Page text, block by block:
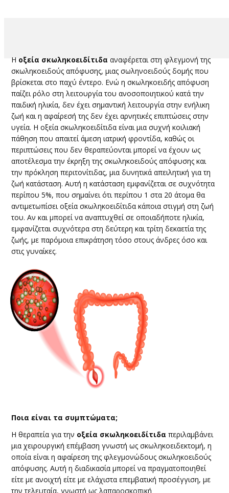
​Η οξεία σκωληκοειδίτιδα αναφέρεται στη φλεγμονή της
σκωληκοειδούς απόφυσης, μιας σωληνοειδούς δομής που
βρίσκεται στο παχύ έντερο. Ενώ η σκωληκοειδής απόφυση
παίζει ρόλο στη λειτουργία του ανοσοποιητικού κατά την
παιδική ηλικία, δεν έχει σημαντική λειτουργία στην ενήλικη
ζωή και η αφαίρεσή της δεν έχει αρνητικές επιπτώσεις στην
υγεία. Η οξεία σκωληκοειδίτιδα είναι μια συχνή κοιλιακή
πάθηση που απαιτεί άμεση ιατρική φροντίδα, καθώς οι
περιπτώσεις που δεν θεραπεύονται μπορεί να έχουν ως
αποτέλεσμα την έκρηξη της σκωληκοειδούς απόφυσης και
την πρόκληση περιτονίτιδας, μια δυνητικά απειλητική για τη
ζωή κατάσταση. Αυτή η κατάσταση εμφανίζεται σε συχνότητα
περίπου 5%, που σημαίνει ότι περίπου 1 στα 20 άτομα θα
αντιμετωπίσει οξεία σκωληκοειδίτιδα κάποια στιγμή στη ζωή
του. Αν και μπορεί να αναπτυχθεί σε οποιαδήποτε ηλικία,
εμφανίζεται συχνότερα στη δεύτερη και τρίτη δεκαετία της
ζωής, με παρόμοια επικράτηση τόσο στους άνδρες όσο και
στις γυναίκες.
Ποια είναι τα συμπτώματα;
​Η θεραπεία για την οξεία σκωληκοειδίτιδα περιλαμβάνει
μια χειρουργική επέμβαση γνωστή ως σκωληκοειδεκτομή, η
οποία είναι η αφαίρεση της φλεγμονώδους σκωληκοειδούς
απόφυσης. Αυτή η διαδικασία μπορεί να πραγματοποιηθεί
είτε με ανοιχτή είτε με ελάχιστα επεμβατική προσέγγιση, με
την τελευταία, γνωστή ως λαπαροσκοπική